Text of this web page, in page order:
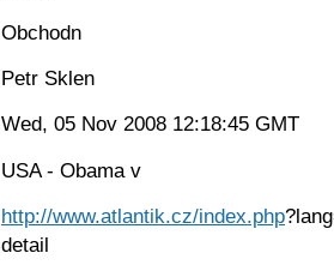
Obchodn
Petr Sklen
Wed, 05 Nov 2008 12:18:45 GMT
USA - Obama v
http://www.atlantik.cz/index.php
detail